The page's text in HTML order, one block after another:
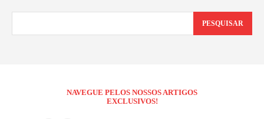
PESQUISAR
NAVEGUE PELOS NOSSOS ARTIGOS
EXCLUSIVOS!